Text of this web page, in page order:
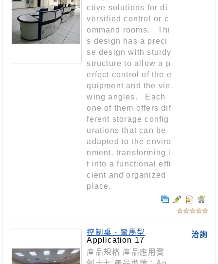
ctive solutions for di
versified control or c
ommand rooms. Thi
s design has a preci
se design with sturdy
structure to allow a p
erfect control of the e
quipment and the vie
wing angles. Each
one of them offers dif
ferent storage config
urations that can be
adapted to the enviro
nment, transforming i
t into a functional effi
cient and organized
place.
洽詢
控制桌 - 彎馬型
Application 17
產品規格 產品應用實